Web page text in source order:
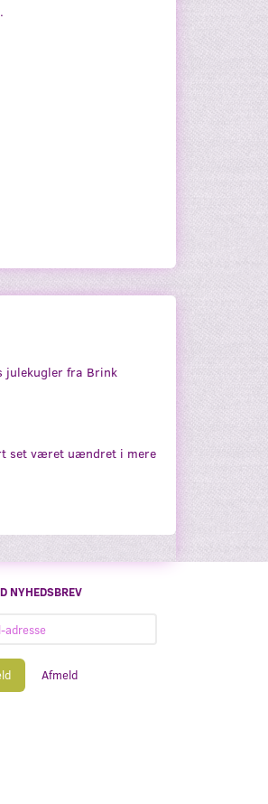
julekugler fra Brink
set været uændret i mere
NYHEDSBREV
Afmeld